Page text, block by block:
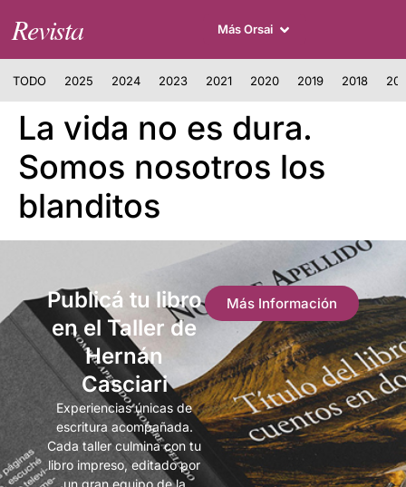
Revista Más Orsai
TODO 2025 2024 2023 2021 2020 2019 2018
La vida no es dura.
Somos nosotros los
blanditos
Publicá tu libro
en el Taller de
Hernán
Casciari
Experiencias únicas de
escritura acompañada.
Cada taller culmina con tu
libro impreso, editado por
Más Información